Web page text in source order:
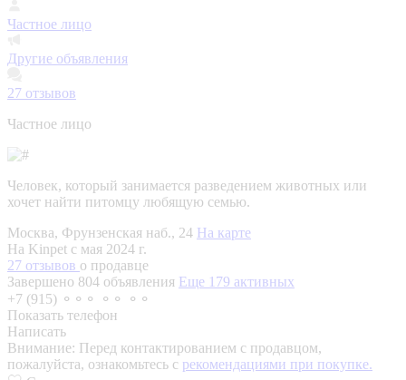
Частное лицо
Другие объявления
27 отзывов
Частное лицо
Человек, который занимается разведением животных или
хочет найти питомцу любящую семью.
Москва, Фрунзенская наб., 24 На карте
На Kinpet c мая 2024 г.
27 отзывов о продавце
Завершено 804 объявления Еще 179 активных
+7 (915) ⚬⚬⚬ ⚬⚬ ⚬⚬
Показать телефон
Написать
Внимание: Перед контактированием с продавцом,
пожалуйста, ознакомьтесь с рекомендациями при покупке.